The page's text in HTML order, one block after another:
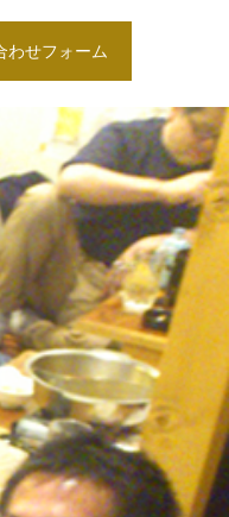
わせフォーム